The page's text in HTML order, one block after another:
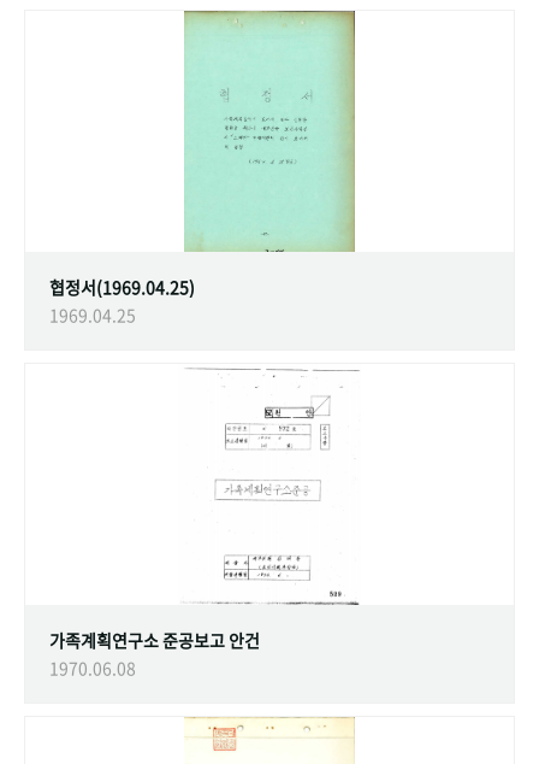
협정서(1969.04.25)
1969.04.25
가족계획연구소 준공보고 안건
1970.06.08